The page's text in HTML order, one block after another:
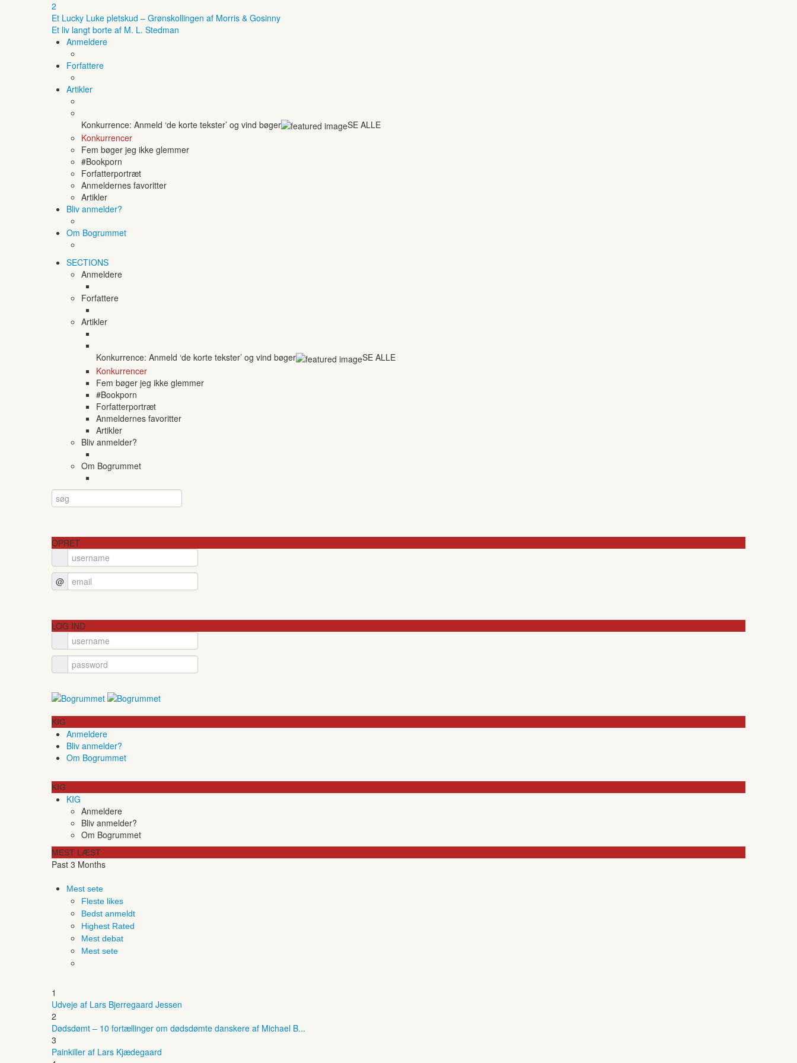
2
Et Lucky Luke pletskud – Grønskollingen af Morris & Gosinny
Et liv langt borte af M. L. Stedman
Anmeldere
Forfattere
Artikler
Konkurrence: Anmeld ‘de korte tekster’ og vind bøger
SE ALLE
Konkurrencer
Fem bøger jeg ikke glemmer
#Bookporn
Forfatterportræt
Anmeldernes favoritter
Artikler
Bliv anmelder?
Om Bogrummet
SECTIONS
Anmeldere
Forfattere
Artikler
Konkurrence: Anmeld ‘de korte tekster’ og vind bøger
SE ALLE
Konkurrencer
Fem bøger jeg ikke glemmer
#Bookporn
Forfatterportræt
Anmeldernes favoritter
Artikler
Bliv anmelder?
Om Bogrummet
OPRET
@
LOG IND
KIG
Anmeldere
Bliv anmelder?
Om Bogrummet
KIG
KIG
Anmeldere
Bliv anmelder?
Om Bogrummet
MEST LÆST
Past 3 Months
Mest sete
Fleste likes
Bedst anmeldt
Highest Rated
Mest debat
Mest sete
1
Udveje af Lars Bjerregaard Jessen
2
Dødsdømt – 10 fortællinger om dødsdømte danskere af Michael B...
3
Painkiller af Lars Kjædegaard